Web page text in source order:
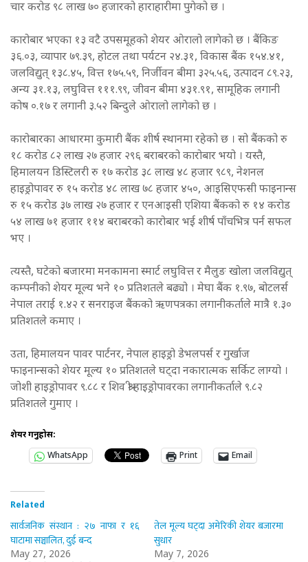
चार करोड ९८ लाख ७० हजारको हाराहारीमा पुगेको छ ।
कारोबार भएका १३ वटै उपसमूहको शेयर ओरालो लागेको छ । बैंकिङ
३६.०३, व्यापार ७९.३९, होटल तथा पर्यटन २४.३१, विकास बैंक १५४.४१,
जलविद्युत् १३८.४५, वित्त १७५.५९, निर्जीवन बीमा ३२५.५६, उत्पादन ८९.२३,
अन्य ३१.१३, लघुवित्त १११.९९, जीवन बीमा ४३१.९१, सामूहिक लगानी
कोष ०.१७ र लगानी ३.५२ बिन्दुले ओरालो लागेको छ ।
कारोबारका आधारमा कुमारी बैंक शीर्ष स्थानमा रहेको छ । सो बैंकको रु
१८ करोड ८२ लाख २७ हजार २९६ बराबरको कारोबार भयो । यस्तै,
हिमालयन डिस्टिलरी रु १७ करोड ३८ लाख ४८ हजार ९८९, नेशनल
हाइड्रोपावर रु १५ करोड ४८ लाख ७८ हजार ४५०, आइसिएफसी फाइनान्स
रु १५ करोड ३७ लाख २७ हजार र एनआइसी एशिया बैंकको रु १४ करोड
५४ लाख ७१ हजार ११४ बराबरको कारोबार भई शीर्ष पाँचभित्र पर्न सफल
भए ।
त्यस्तै, घटेको बजारमा मनकामना स्मार्ट लघुवित्त र मैलुङ खोला जलविद्युत्
कम्पनीको शेयर मूल्य भने १० प्रतिशतले बढ्यो । मेघा बैंक १.९७, बोटलर्स
नेपाल तराई १.४२ र सनराइज बैंकको ऋणपत्रका लगानीकर्ताले मात्रै १.३०
प्रतिशतले कमाए ।
उता, हिमालयन पावर पार्टनर, नेपाल हाइड्रो डेभलपर्स र गुर्खाज
फाइनान्सको शेयर मूल्य १० प्रतिशतले घट्दा नकारात्मक सर्किट लाग्यो ।
जोशी हाइड्रोपावर ९.८८ र शिव श्री हाइड्रोपावरका लगानीकर्ताले ९.८२
प्रतिशतले गुमाए ।
शेयर गर्नुहोस:
WhatsApp
Print Email
Related
सार्वजनिक संस्थान : २७ नाफा र १६
घाटामा सञ्चालित, दुई बन्द
May 27, 2026
तेल मूल्य घट्दा अमेरिकी शेयर बजारमा
सुधार
May 7, 2026